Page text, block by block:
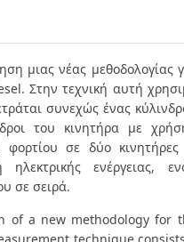
μιας νέας μεθοδολογίας
Στην τεχνική αυτή
συνεχώς ένας
του κινητήρα με
φορτίου σε δύο
ενέργειας,
σε σειρά.
of a new methodology for